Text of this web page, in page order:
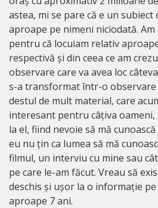
astea, mi se pare că e un
aproape pe nimeni niciodată.
pentru că locuiam relativ
respectivă și din ceea ce am
observare care va avea loc
s-a transformat într-o observare
destul de mult material, care
interesant pentru câțiva oameni,
la el, fiind nevoie să mă
eu nu țin ca lumea să mă
filmul, un interviu cu mine sau
pe care le-am făcut. Vreau să
deschis și ușor la o informație
aproape 7 ani.